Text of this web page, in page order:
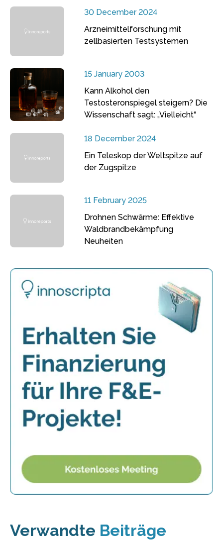
30 December 2024
Arzneimittelforschung mit
zellbasierten Testsystemen
15 January 2003
Kann Alkohol den
Testosteronspiegel steigern? Die
Wissenschaft sagt: „Vielleicht“
18 December 2024
Ein Teleskop der Weltspitze auf
der Zugspitze
11 February 2025
Drohnen Schwärme: Effektive
Waldbrandbekämpfung
Neuheiten
Verwandte Beiträge